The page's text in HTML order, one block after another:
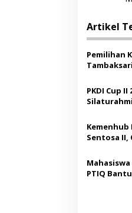
i
s
i
p
s
Artikel
Pemilihan
PKDI Cup
Kemenhub
Sentosa
PTIQ